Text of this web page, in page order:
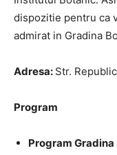
dispozitie pentru ca
admirat in Gradina
Adresa: Str.
Program
Program